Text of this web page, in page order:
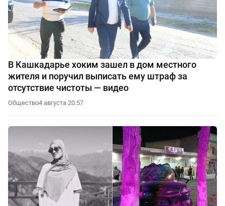
В Кашкадарье хоким зашел в дом местного
жителя и поручил выписать ему штраф за
отсутствие чистоты — видео
Общество4 августа 20:57